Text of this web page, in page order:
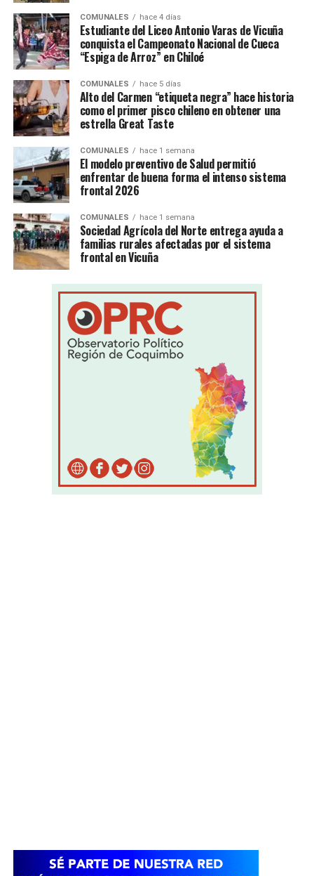
COMUNALES hace 4 días
Estudiante del Liceo Antonio Varas de Vicuña
conquista el Campeonato Nacional de Cueca
“Espiga de Arroz” en Chiloé
COMUNALES hace 5 días
Alto del Carmen “etiqueta negra” hace historia
como el primer pisco chileno en obtener una
estrella Great Taste
COMUNALES hace 1 semana
El modelo preventivo de Salud permitió
enfrentar de buena forma el intenso sistema
frontal 2026
COMUNALES hace 1 semana
Sociedad Agrícola del Norte entrega ayuda a
familias rurales afectadas por el sistema
frontal en Vicuña